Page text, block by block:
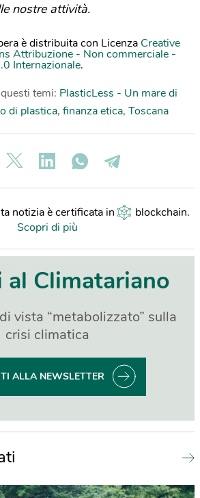
nostre attività.
è distribuita con Licenza Creative
Attribuzione - Non commerciale -
Internazionale.
temi: PlasticLess - Un mare di
di plastica, finanza etica, Toscana
notizia è certificata in blockchain.
Scopri di più
Climatariano
vista “metabolizzato” sulla
crisi climatica
ALLA NEWSLETTER